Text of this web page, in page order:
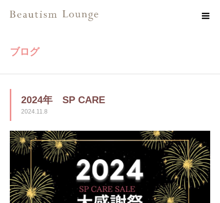
ブログ
2024年 SP CARE
2024.11.8